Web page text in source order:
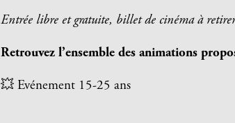
Entrée libre et gratuite, billet de cinéma à retirer
Retrouvez l’ensemble des animations
💥 Evénement 15-25 ans